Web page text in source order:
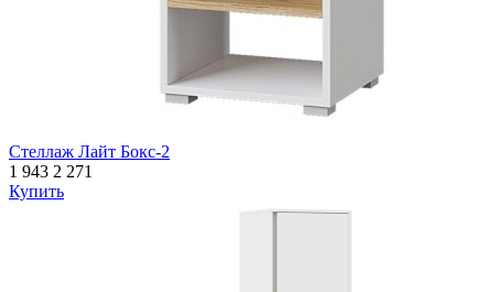
Стеллаж Лайт Бокс-2
1 943 2 271
Купить